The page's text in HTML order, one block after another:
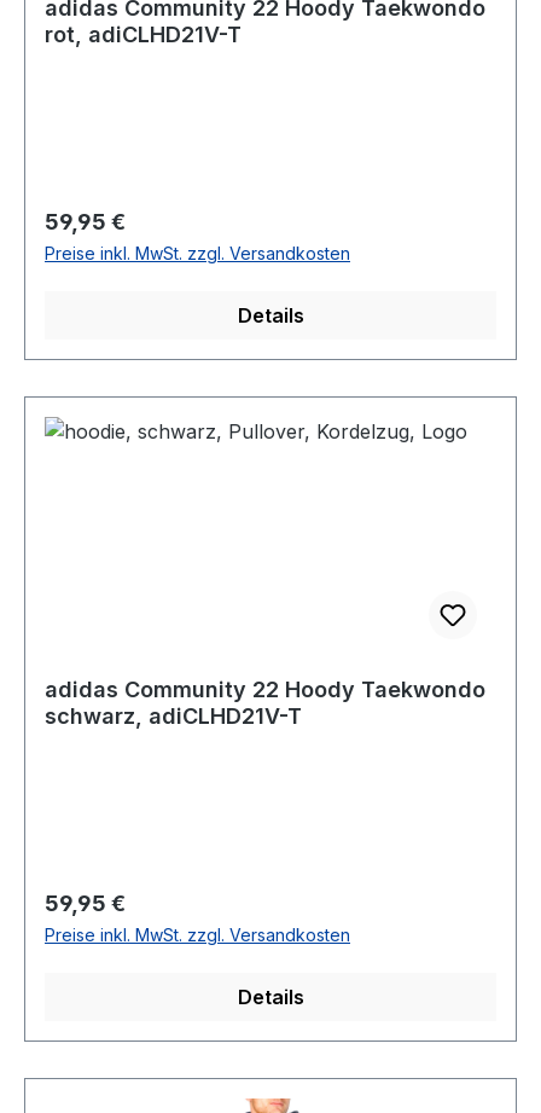
adidas Community 22 Hoody Taekwondo
rot, adiCLHD21V-T
Regulärer Preis:
59,95 €
Preise inkl. MwSt. zzgl. Versandkosten
Details
adidas Community 22 Hoody Taekwondo
schwarz, adiCLHD21V-T
Regulärer Preis:
59,95 €
Preise inkl. MwSt. zzgl. Versandkosten
Details